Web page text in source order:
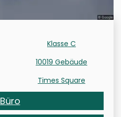
Klasse C
10019 Gebäude
Times Square
Büro